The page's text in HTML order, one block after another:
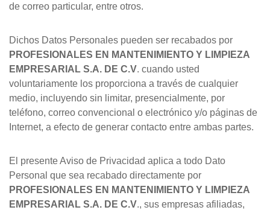
de correo particular, entre otros.
Dichos Datos Personales pueden ser recabados por
PROFESIONALES EN MANTENIMIENTO Y LIMPIEZA
EMPRESARIAL S.A. DE C.V. cuando usted
voluntariamente los proporciona a través de cualquier
medio, incluyendo sin limitar, presencialmente, por
teléfono, correo convencional o electrónico y/o páginas de
Internet, a efecto de generar contacto entre ambas partes.
El presente Aviso de Privacidad aplica a todo Dato
Personal que sea recabado directamente por
PROFESIONALES EN MANTENIMIENTO Y LIMPIEZA
EMPRESARIAL S.A. DE C.V., sus empresas afiliadas,